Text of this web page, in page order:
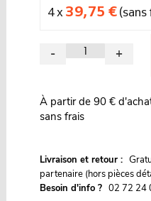
4 x 39,75 €(sans
- +
À partir de 90 €
sans frais
Livraison et retour : G
partenaire (hors pièces
Besoin d'info ? 02 72 24